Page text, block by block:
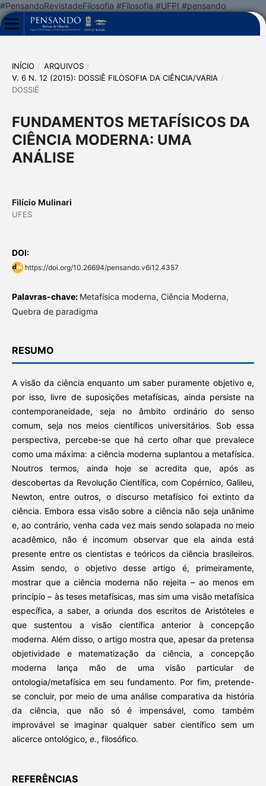
#PensandoRevistadeFilosofia #Filosofia #UFPI #pensando
INÍCIO / ARQUIVOS /
V. 6 N. 12 (2015): DOSSIÊ FILOSOFIA DA CIÊNCIA/VARIA /
DOSSIÊ
FUNDAMENTOS METAFÍSICOS DA
CIÊNCIA MODERNA: UMA
ANÁLISE
Filício Mulinari
UFES
DOI:
https://doi.org/10.26694/pensando.v6i12.4357
Palavras-chave: Metafísica moderna, Ciência Moderna,
Quebra de paradigma
RESUMO
A visão da ciência enquanto um saber puramente objetivo e,
por isso, livre de suposições metafísicas, ainda persiste na
contemporaneidade, seja no âmbito ordinário do senso
comum, seja nos meios científicos universitários. Sob essa
perspectiva, percebe-se que há certo olhar que prevalece
como uma máxima: a ciência moderna suplantou a metafísica.
Noutros termos, ainda hoje se acredita que, após as
descobertas da Revolução Científica, com Copérnico, Galileu,
Newton, entre outros, o discurso metafísico foi extinto da
ciência. Embora essa visão sobre a ciência não seja unânime
e, ao contrário, venha cada vez mais sendo solapada no meio
acadêmico, não é incomum observar que ela ainda está
presente entre os cientistas e teóricos da ciência brasileiros.
Assim sendo, o objetivo desse artigo é, primeiramente,
mostrar que a ciência moderna não rejeita – ao menos em
princípio – às teses metafísicas, mas sim uma visão metafísica
específica, a saber, a oriunda dos escritos de Aristóteles e
que sustentou a visão científica anterior à concepção
moderna. Além disso, o artigo mostra que, apesar da pretensa
objetividade e matematização da ciência, a concepção
moderna lança mão de uma visão particular de
ontologia/metafísica em seu fundamento. Por fim, pretende-
se concluir, por meio de uma análise comparativa da história
da ciência, que não só é impensável, como também
improvável se imaginar qualquer saber científico sem um
alicerce ontológico, e., filosófico.
REFERÊNCIAS